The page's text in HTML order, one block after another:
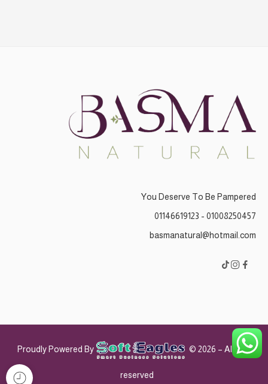
You Deserve To Be Pampered
01008250457 - 01146619123
basmanatural@hotmail.com
Proudly Powered By © 2026 – All Right
reserved